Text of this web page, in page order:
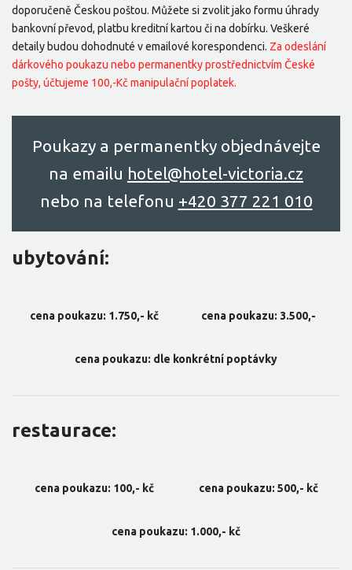
doporučeně Českou poštou. Můžete si zvolit jako formu úhrady
bankovní převod, platbu kreditní kartou či na dobírku. Veškeré
detaily budou dohodnuté v emailové korespondenci. Za odeslání
dárkového poukazu nebo permanentky prostřednictvím České
pošty, účtujeme 100,-Kč manipulační poplatek.
Poukazy a permanentky objednávejte
na emailu hоtel@hоtel-victоriа.cz
nebo na telefonu +420 377 221 010
ubytování:
cena poukazu: 1.750,- kč cena poukazu: 3.500,-
cena poukazu: dle konkrétní poptávky
restaurace:
cena poukazu: 100,- kč cena poukazu: 500,- kč
cena poukazu: 1.000,- kč